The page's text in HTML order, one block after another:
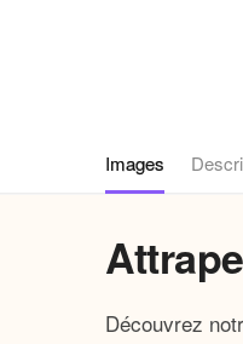
Images
Découvrez